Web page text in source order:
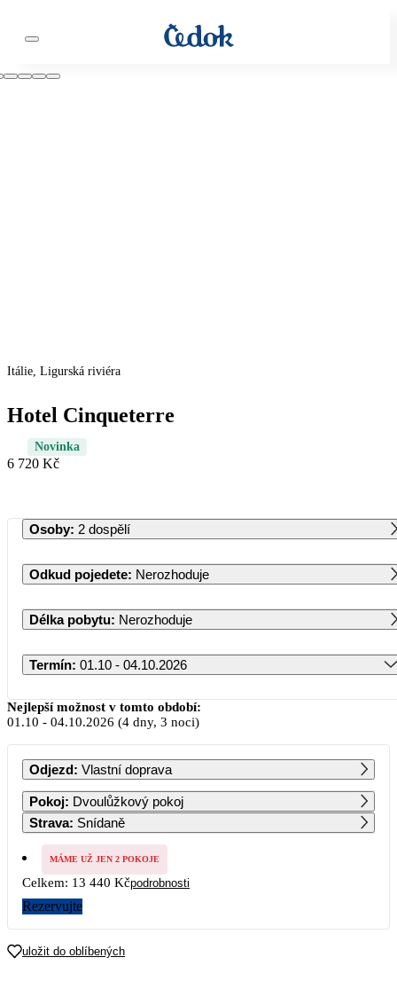
Itálie, Ligurská riviéra
Hotel Cinqueterre
Novinka
6 720 Kč
Osoby: 2 dospělí
Odkud pojedete: Nerozhoduje
Délka pobytu: Nerozhoduje
Termín: 01.10 - 04.10.2026
Říjen 2026
PO ÚT ST ČT PÁ SO NE
1 2 3 4
5
6 720
6 7 8 9 10 11
12
6 720
13 14
19
6 720
20
6 720
21 22 23 24 25
Nejlepší možnost v tomto období:
01.10 - 04.10.2026 (4 dny, 3 noci)
Odjezd: Vlastní doprava
Pokoj: Dvoulůžkový pokoj
Strava: Snídaně
MÁME UŽ JEN 2 POKOJE
Celkem: 13 440 Kčpodrobnosti
Rezervujte
uložit do oblíbených